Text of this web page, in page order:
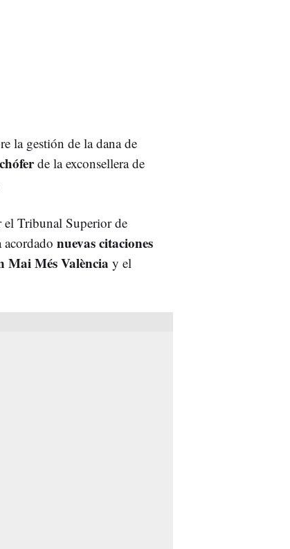
la gestión de la dana de
de la exconsellera de
el Tribunal Superior de
nuevas citaciones
Mai Més València y el